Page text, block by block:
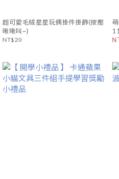
超可愛毛絨星星玩偶掛件掛飾(按壓
啾啾叫~)
NT$20